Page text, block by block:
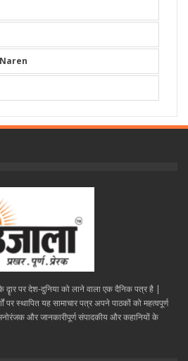
दॄार पर देश-दुनिया को लाने वाला एक दैनिक पत्र है |
स्थापित यह सामाचार पत्र अपने पाठकों को महत्वपूर्ण
और जानकारीपूर्ण संपादकीय और कहानियों के